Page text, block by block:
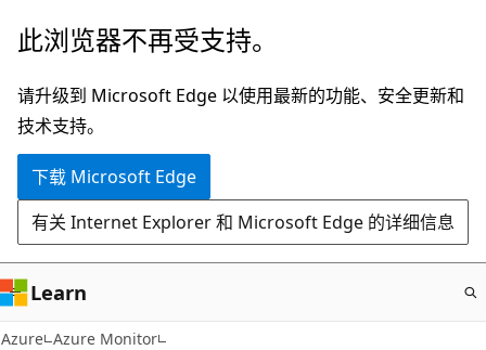
跳
主
要
内
此浏览器不再受支持。
请升级到 Microsoft Edge 以使用最新的功能、安全更新和
技术支持。
下载 Microsoft Edge
有关 Internet Explorer 和 Microsoft Edge 的详细信息
Learn
Azure Azure Monitor